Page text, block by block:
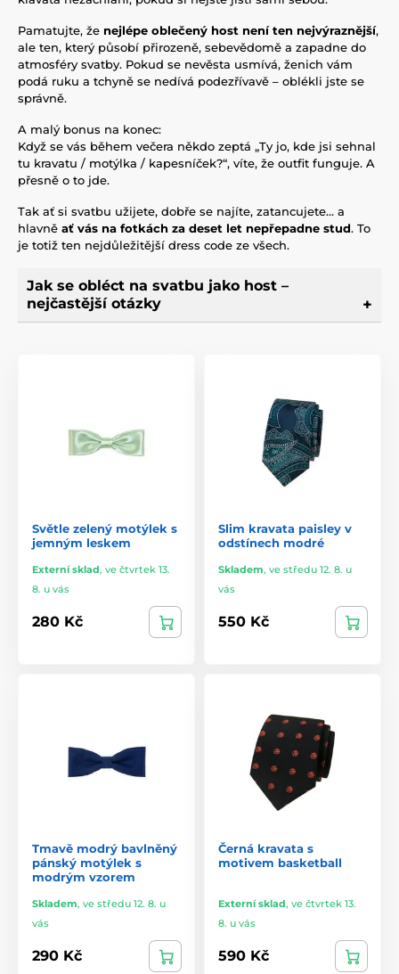
Pamatujte, že nejlépe oblečený host není ten nejvýraznější,
ale ten, který působí přirozeně, sebevědomě a zapadne do
atmosféry svatby. Pokud se nevěsta usmívá, ženich vám
podá ruku a tchyně se nedívá podezřívavě – oblékli jste se
správně.
A malý bonus na konec:
Když se vás během večera někdo zeptá „Ty jo, kde jsi sehnal
tu kravatu / motýlka / kapesníček?“, víte, že outfit funguje. A
přesně o to jde.
Tak ať si svatbu užijete, dobře se najíte, zatancujete… a
hlavně ať vás na fotkách za deset let nepřepadne stud. To
je totiž ten nejdůležitější dress code ze všech.
Jak se obléct na svatbu jako host –
nejčastější otázky
Světle zelený motýlek s
jemným leskem
Externí sklad, ve čtvrtek 13.
8. u vás
280 Kč
Slim kravata paisley v
odstínech modré
Skladem, ve středu 12. 8. u
vás
550 Kč
Tmavě modrý bavlněný
pánský motýlek s
modrým vzorem
Skladem, ve středu 12. 8. u
vás
290 Kč
Černá kravata s
motivem basketball
Externí sklad, ve čtvrtek 13.
8. u vás
590 Kč